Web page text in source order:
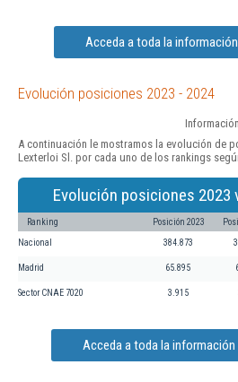
Acceda a toda la
Evolución posiciones 2023 - 2024
A continuación le mostramos la evolución de
Lexterloi Sl. por cada uno de los rankings
Evolución posiciones 2023
Ranking Posición 2023
Nacional 384.873
Madrid 65.895
Sector CNAE 7020 3.915
Acceda a toda la información